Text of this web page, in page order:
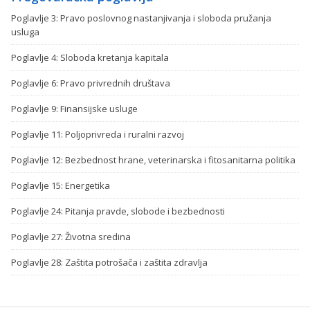
Poglavlje 3: Pravo poslovnog nastanjivanja i sloboda pružanja
usluga
Poglavlje 4: Sloboda kretanja kapitala
Poglavlje 6: Pravo privrednih društava
Poglavlje 9: Finansijske usluge
Poglavlje 11: Poljoprivreda i ruralni razvoj
Poglavlje 12: Bezbednost hrane, veterinarska i fitosanitarna politika
Poglavlje 15: Energetika
Poglavlje 24: Pitanja pravde, slobode i bezbednosti
Poglavlje 27: Životna sredina
Poglavlje 28: Zaštita potrošača i zaštita zdravlja